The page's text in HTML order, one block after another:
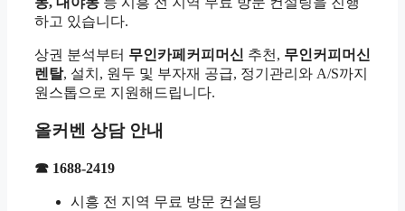
하고 있습니다.
상권 분석부터 무인카페커피머신 추천, 무인커피머신
렌탈, 설치, 원두 및 부자재 공급, 정기관리와 A/S까지
원스톱으로 지원해드립니다.
올커벤 상담 안내
☎ 1688-2419
시흥 전 지역 무료 방문 컨설팅